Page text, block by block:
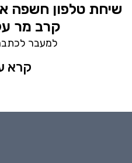
שיחת טלפון חשפה
קרב מר
למעבר
קרא